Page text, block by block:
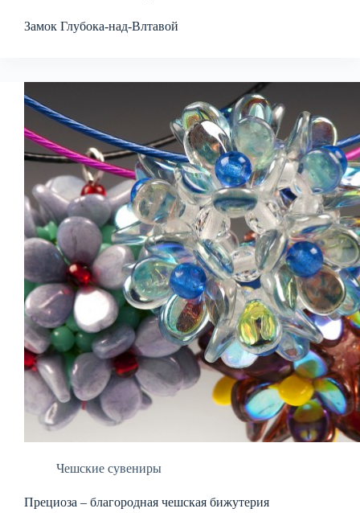
Замок Глубока-над-Влтавой
Чешские сувениры
Прециоза – благородная чешская бижутерия